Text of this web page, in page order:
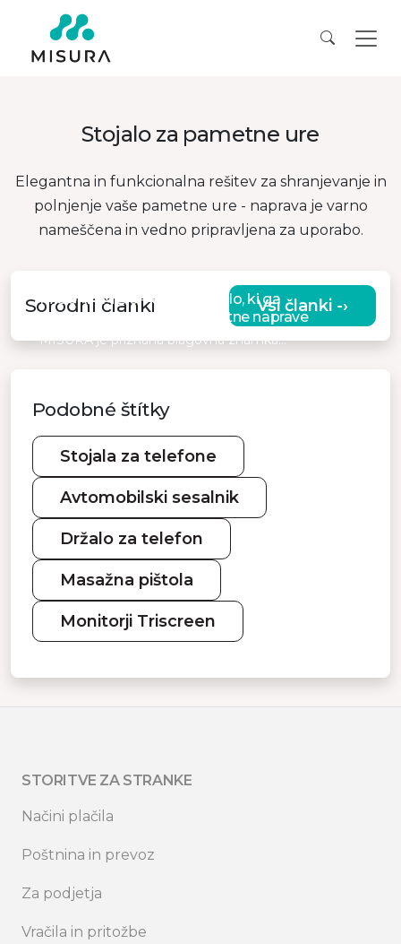
Stojalo za pametne ure
Elegantna in funkcionalna rešitev za shranjevanje in
polnjenje vaše pametne ure - naprava je varno
nameščena in vedno pripravljena za uporabo.
Sorodni članki Vsi članki -›
MISURA ME19 – edino stojalo, ki ga
potrebujete za svoje pametne naprave
MISURA je priznana blagovna znamka…
Podobné štítky
Stojala za telefone
Avtomobilski sesalnik
Držalo za telefon
Masažna pištola
Monitorji Triscreen
STORITVE ZA STRANKE
Načini plačila
Poštnina in prevoz
Za podjetja
Vračila in pritožbe